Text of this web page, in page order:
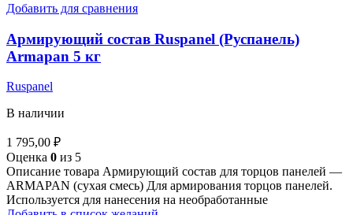
Добавить для сравнения
Армирующий состав Ruspanel (Руспанель)
Armapan 5 кг
Ruspanel
В наличии
1 795,00 ₽
Оценка 0 из 5
Описание товара Армирующий состав для торцов панелей —
ARMAPAN (сухая смесь) Для армирования торцов панелей.
Используется для нанесения на необработанные